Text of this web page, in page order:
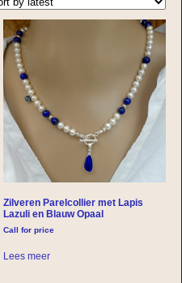
Zilveren Parelcollier met Lapis
Lazuli en Blauw Opaal
Call for price
Lees meer